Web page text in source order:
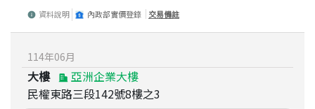
資料說明 內政部實價登錄 交易備註
114年06月
大樓
亞洲企業大樓
民權東路三段142號8樓之3